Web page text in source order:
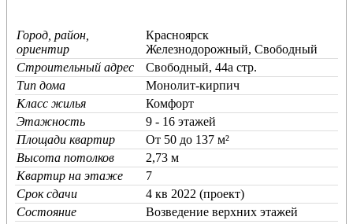
Город, район,
ориентир
Красноярск
Железнодорожный, Свободный
Строительный адрес
Свободный, 44а стр.
Тип дома
Монолит-кирпич
Класс жилья
Комфорт
Этажность
9 - 16 этажей
Площади квартир
От 50 до 137 м²
Высота потолков
2,73 м
Квартир на этаже
7
Срок сдачи
4 кв 2022 (проект)
Состояние
Возведение верхних этажей